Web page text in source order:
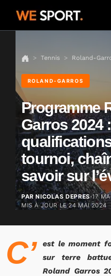
Tennis Roland-
ROLAND-GARROS
Programme
Garros 2024 :
tournoi,
savoir sur
PAR NICOLAS DEPRES 17
MIS À JOUR LE24 MAI 2024
C’
est le moment
sur terre
Roland Garros